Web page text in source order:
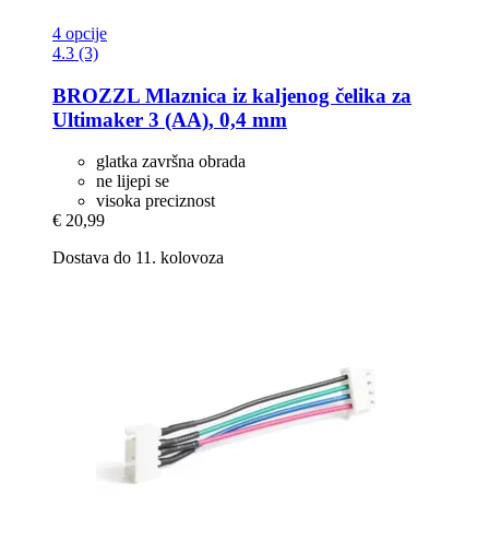
4 opcije
4.3 (3)
BROZZL Mlaznica iz kaljenog čelika za
Ultimaker 3 (AA), 0,4 mm
glatka završna obrada
ne lijepi se
visoka preciznost
€ 20,99
Dostava do 11. kolovoza